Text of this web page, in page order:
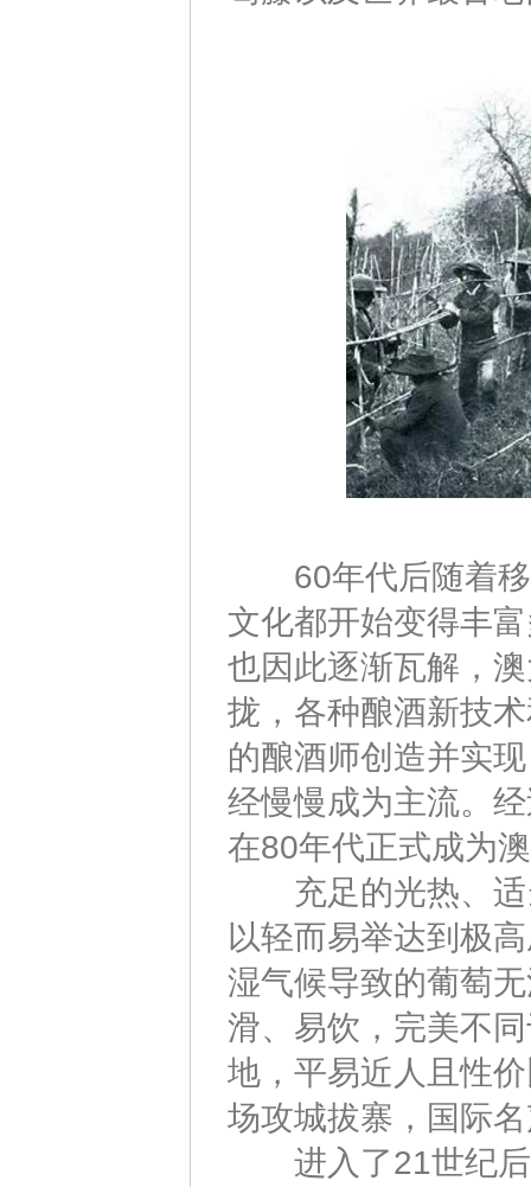
60年代后随着移
文化都开始变得丰
也因此逐渐瓦解，
拢，各种酿酒新技
的酿酒师创造并实
经慢慢成为主流。
在80年代正式成为
充足的光热、适
以轻而易举达到极
湿气候导致的葡萄
滑、易饮，完美不
地，平易近人且性
场攻城拔寨，国际
进入了21世纪后